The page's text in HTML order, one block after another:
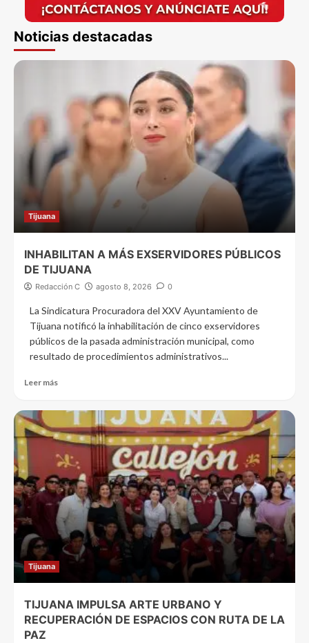
Noticias destacadas
Tijuana
INHABILITAN A MÁS EXSERVIDORES PÚBLICOS
DE TIJUANA
Redacción C agosto 8, 2026 0
La Sindicatura Procuradora del XXV Ayuntamiento de
Tijuana notificó la inhabilitación de cinco exservidores
públicos de la pasada administración municipal, como
resultado de procedimientos administrativos...
Leer más
Tijuana
TIJUANA IMPULSA ARTE URBANO Y
RECUPERACIÓN DE ESPACIOS CON RUTA DE LA
PAZ